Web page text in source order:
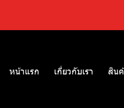
หน้าแรก เกี่ยวกับเรา สิน